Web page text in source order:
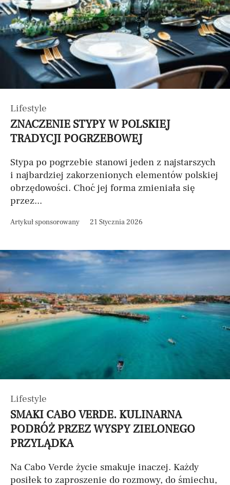
Lifestyle
ZNACZENIE STYPY W POLSKIEJ
TRADYCJI POGRZEBOWEJ
Stypa po pogrzebie stanowi jeden z najstarszych
i najbardziej zakorzenionych elementów polskiej
obrzędowości. Choć jej forma zmieniała się
przez...
Artykuł sponsorowany 21 Stycznia 2026
Lifestyle
SMAKI CABO VERDE. KULINARNA
PODRÓŻ PRZEZ WYSPY ZIELONEGO
PRZYLĄDKA
Na Cabo Verde życie smakuje inaczej. Każdy
posiłek to zaproszenie do rozmowy, do śmiechu,